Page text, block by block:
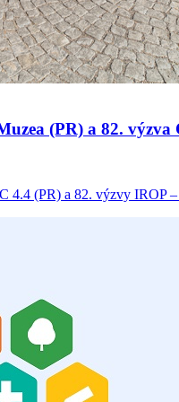
(PR) a 82. výzva
4.4 (PR) a 82. výzvy IROP